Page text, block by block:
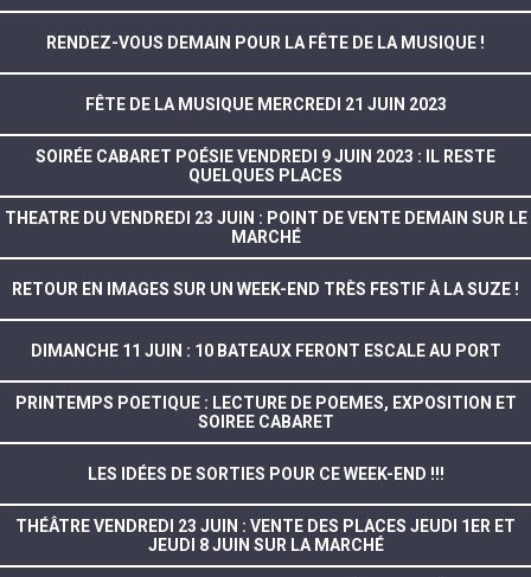
RENDEZ-VOUS DEMAIN POUR LA FÊTE DE LA MUSIQUE !
FÊTE DE LA MUSIQUE MERCREDI 21 JUIN 2023
SOIRÉE CABARET POÉSIE VENDREDI 9 JUIN 2023 : IL RESTE
QUELQUES PLACES
THEATRE DU VENDREDI 23 JUIN : POINT DE VENTE DEMAIN SUR LE
MARCHÉ
RETOUR EN IMAGES SUR UN WEEK-END TRÈS FESTIF À LA SUZE !
DIMANCHE 11 JUIN : 10 BATEAUX FERONT ESCALE AU PORT
PRINTEMPS POETIQUE : LECTURE DE POEMES, EXPOSITION ET
SOIREE CABARET
LES IDÉES DE SORTIES POUR CE WEEK-END !!!
THÉÂTRE VENDREDI 23 JUIN : VENTE DES PLACES JEUDI 1ER ET
JEUDI 8 JUIN SUR LA MARCHÉ